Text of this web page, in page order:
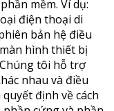
mềm. Ví dụ:
điện thoại di
bản hệ điều
hình thiết bị
tôi hỗ trợ
nhau và điều
định về cách